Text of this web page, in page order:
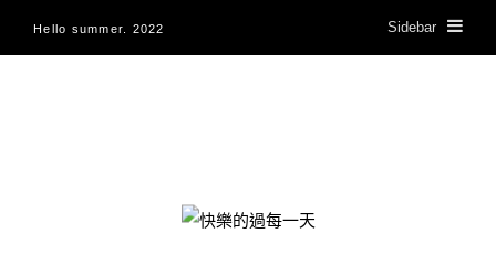
Hello summer. 2022 Sidebar
快樂的過每一天